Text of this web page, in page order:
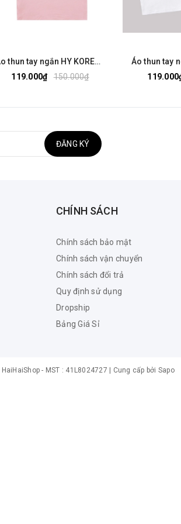
Áo thun tay ngắn HY KOREA form rộng thêu Nơ hồng 33 cho nữ
119.000₫
150.000₫
ĐĂNG KÝ
CHÍNH SÁCH
Chính sách bảo mật
Chính sách vận chuyển
Chính sách đổi trả
Quy định sử dụng
Dropship
Bảng Giá Sỉ
HaiHaiShop - MST : 41L8024727 | Cung cấp bởi Sapo